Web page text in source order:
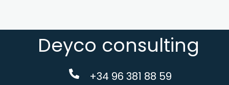
Deyco consulting
+34 96 381 88 59